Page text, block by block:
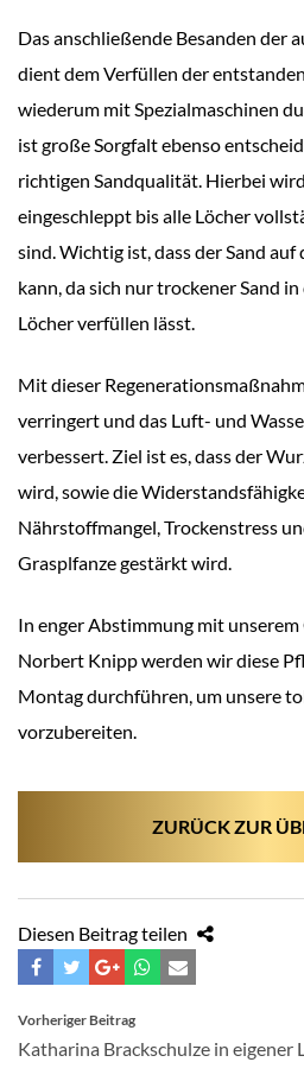
Das anschließende Besanden der
dient dem Verfüllen der
wiederum mit Spezialmaschinen
ist große Sorgfalt ebenso
richtigen Sandqualität. Hierbei
eingeschleppt bis alle Löcher
sind. Wichtig ist, dass der Sand
kann, da sich nur trockener Sand
Löcher verfüllen lässt.
Mit dieser
verringert und das Luft- und
verbessert. Ziel ist es, dass der
wird, sowie die
Nährstoffmangel, Trockenstress
Grasplfanze gestärkt wird.
In enger Abstimmung mit unserem
Norbert Knipp werden wir diese
Montag durchführen, um unsere
vorzubereiten.
ZURÜCK ZUR
Diesen Beitrag teilen
Vorheriger Beitrag
Katharina Brackschulze in eigener